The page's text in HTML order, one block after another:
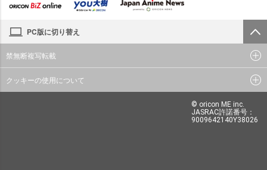
PC版に切り替え
禁無断複写転載
クッキーの使用について
© oricon ME inc.
JASRAC許諾番号：
9009642140Y38026